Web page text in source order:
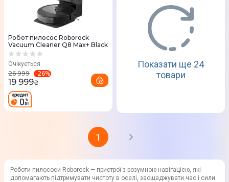
Робот пилосос Roborock
Vacuum Cleaner Q8 Max+ Black
Очікується
26 999 -26%
19 999₴
Показати ще 24
товари
1
Роботи-пилососи Roborock — пристрої з розумною навігацією, які
допомагають підтримувати чистоту в оселі, заощаджувати час і сили.